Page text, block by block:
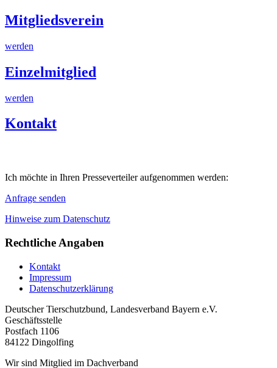
Mitgliedsverein
werden
Einzelmitglied
werden
Kontakt
Ich möchte in Ihren Presseverteiler aufgenommen werden:
Anfrage senden
Hinweise zum Datenschutz
Rechtliche Angaben
Kontakt
Impressum
Datenschutzerklärung
Deutscher Tierschutzbund, Landesverband Bayern e.V.
Geschäftsstelle
Postfach 1106
84122 Dingolfing
Wir sind Mitglied im Dachverband